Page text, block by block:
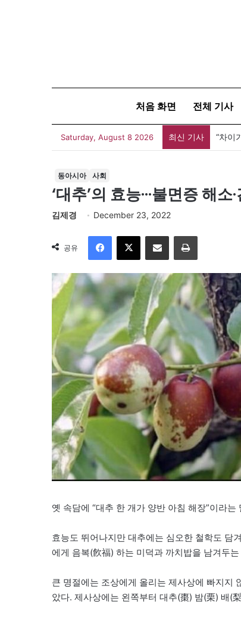
처음 화면 전체 기사
Saturday, August 8 2026 최신 기사 [신건
동아시아 사회
‘대추’의 효능···불면증 해
김제경 December 23, 2022
공유
이메일
옛 속담에 “대추 한 개가 양반 아침 해장”이라
효능도 뛰어나지만 대추에는 심오한 철학도 담
에게 음복(飮福) 하는 미덕과 까치밥을 남겨두
큰 명절에는 조상에게 올리는 제사상에 빠지지
았다. 제사상에는 왼쪽부터 대추(棗) 밤(栗) 배(